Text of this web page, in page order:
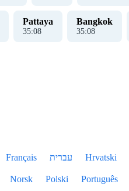
Pattaya
35:09
Bangkok
35:09
Français עברית Hrvatski
Norsk Polski Português